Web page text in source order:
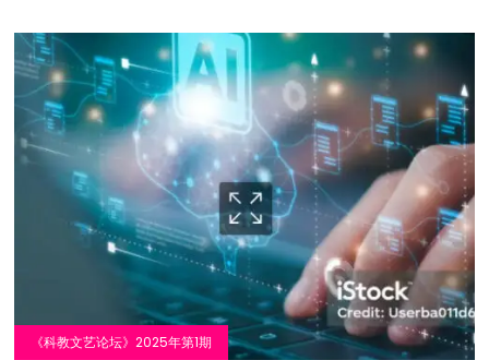
《科教文艺论坛》2025年第1期